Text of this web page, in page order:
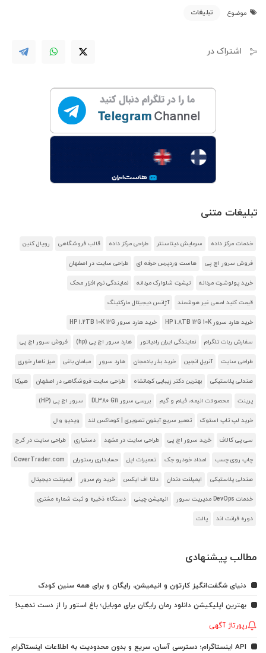
موضوع تبلیغات
اشتراک در
تبلیغات متنی
خدمات مرکز داده سرمایش دیتاسنتر طراحی مرکز داده قالب فروشگاهی رویال کنین
فروش سرور اچ پی هاست وردپرس حرفه ای طراحی سایت در اصفهان
خرید پولوشرت مردانه تیشرت شلوارک مردانه نمایندگی نرم افزار محک
قیمت کلید لمسی غیر هوشمند آژانس دیجیتال مارکتینگ
خرید هارد سرور HP 1.8TB 12G 10K خرید هارد سرور HP 1.2TB 10K 12G
سفارش ربات تلگرام نمایندگی ایران رادیاتور هارد سرور اچ پی (hp) فروش سرور اچ پی
طراحی سایت آنریل انجین خرید بذر بادمجان هارد سرور مبلمان باغی میز ناهار خوری
صندلی پلاستیکی بهترین دکتر زیبایی کرمانشاه طراحی سایت فروشگاهی در اصفهان هیرکا
پرینت محصولات انیمه، فیلم و گیم بررسی سرور DL380 G11 سرور اچ پی (HP)
خرید لپ تاپ استوک تعمیر سریع آیفون تصویری | کوماکس لند ویدیو وال
سی پی کالاف خرید سرور اچ پی طراحی سایت در مشهد دستیاری طراحی سایت در کرج
چاپ روی چسب امداد خودرو جک تعمیرات اپل حسابداری رستوران CoverTrader.com
صندلی پلاستیکی ایمپلنت دندان دلتا اف ایکس خرید رم سرور ایمپلنت دیجیتال
خدمات DevOps مدیریت سرور انیمیشن چینی دستگاه ذخیره و ثبت شماره مشتری
دوره فرانت اند پالت
مطالب پیشنهادی
دنیای شگفت‌انگیز کارتون و انیمیشن، رایگان و برای همه سنین کودک
بهترین اپلیکیشن دانلود رمان رایگان برای موبایل؛ باغ استور را از دست ندهید!
رپورتاژ آگهی
API اینستاگرام؛ دسترسی آسان، سریع و بدون محدودیت به اطلاعات اینستاگرام